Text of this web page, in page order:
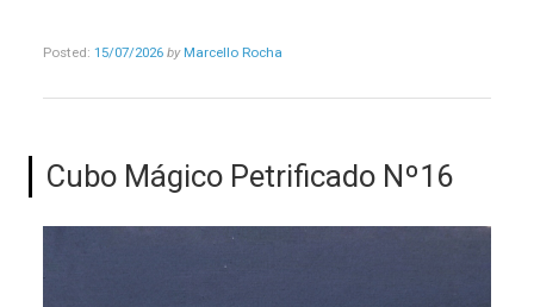
Posted: 15/07/2026 by Marcello Rocha
Cubo Mágico Petrificado Nº16